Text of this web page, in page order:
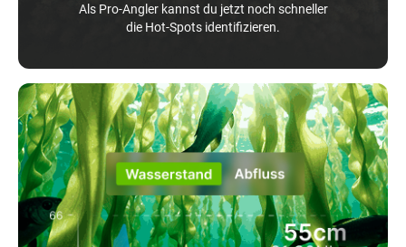
Als Pro-Angler kannst du jetzt noch schneller
die Hot-Spots identifizieren.